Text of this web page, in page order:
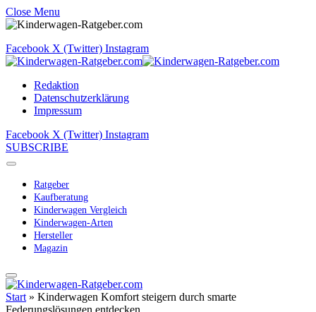
Close Menu
Facebook X (Twitter) Instagram
Redaktion
Datenschutzerklärung
Impressum
Facebook X (Twitter) Instagram
SUBSCRIBE
Ratgeber
Kaufberatung
Kinderwagen Vergleich
Kinderwagen-Arten
Hersteller
Magazin
Start » Kinderwagen Komfort steigern durch smarte
Federungslösungen entdecken